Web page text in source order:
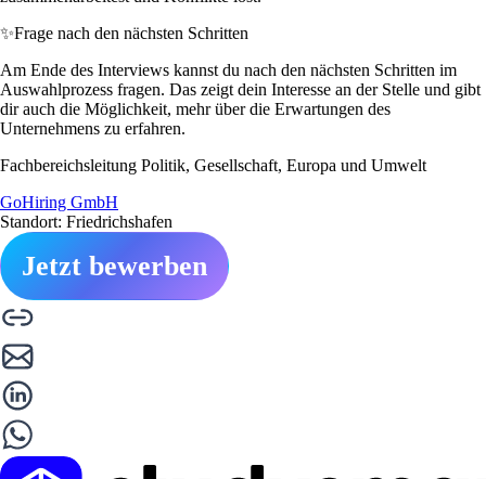
✨Frage nach den nächsten Schritten
Am Ende des Interviews kannst du nach den nächsten Schritten im
Auswahlprozess fragen. Das zeigt dein Interesse an der Stelle und gibt
dir auch die Möglichkeit, mehr über die Erwartungen des
Unternehmens zu erfahren.
Fachbereichsleitung Politik, Gesellschaft, Europa und Umwelt
GoHiring GmbH
Standort: Friedrichshafen
Jetzt bewerben